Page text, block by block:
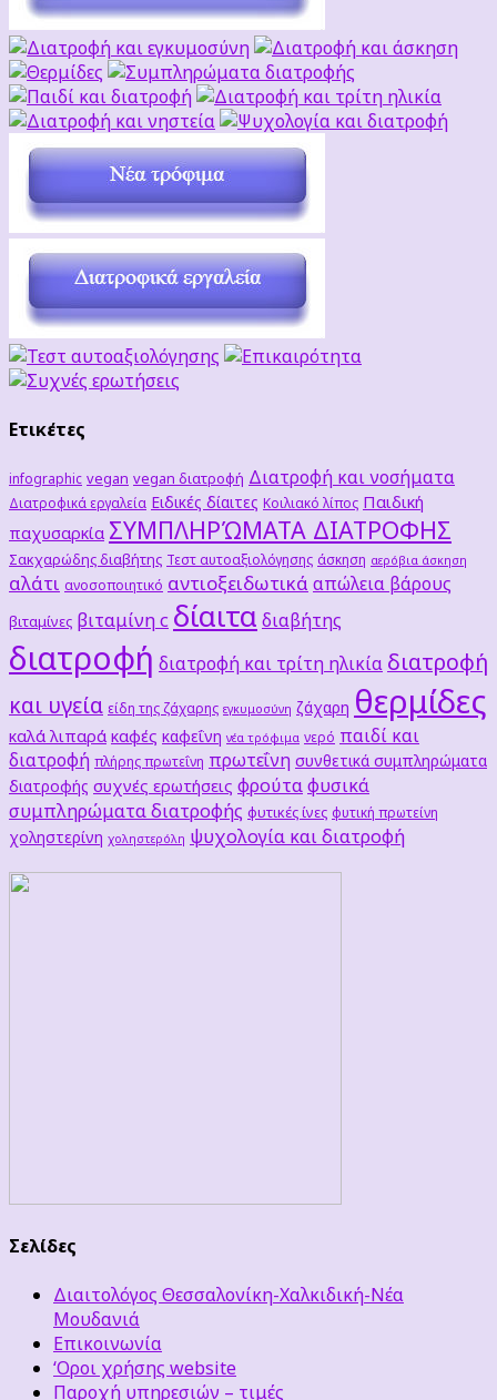
Ετικέτες
infographic vegan vegan διατροφή Διατροφή και νοσήματα
Διατροφικά εργαλεία Ειδικές δίαιτες Κοιλιακό λίπος Παιδική
παχυσαρκία ΣΥΜΠΛΗΡΏΜΑΤΑ ΔΙΑΤΡΟΦΗΣ
Σακχαρώδης διαβήτης Τεστ αυτοαξιολόγησης άσκηση αερόβια άσκηση
αλάτι ανοσοποιητικό αντιοξειδωτικά απώλεια βάρους
βιταμίνες βιταμίνη c δίαιτα διαβήτης
διατροφή διατροφή και τρίτη ηλικία διατροφή
και υγεία είδη της ζάχαρης εγκυμοσύνη ζάχαρη θερμίδες
καλά λιπαρά καφές καφεΐνη νέα τρόφιμα νερό παιδί και
διατροφή πλήρης πρωτεΐνη πρωτεΐνη συνθετικά συμπληρώματα
διατροφής συχνές ερωτήσεις φρούταφυσικά
συμπληρώματα διατροφής φυτικές ίνες φυτική πρωτείνη
χοληστερίνη χοληστερόλη ψυχολογία και διατροφή
Σελίδες
Διαιτολόγος Θεσσαλονίκη-Χαλκιδική-Νέα
Μουδανιά
Επικοινωνία
‘Οροι χρήσης website
Παροχή υπηρεσιών – τιμές